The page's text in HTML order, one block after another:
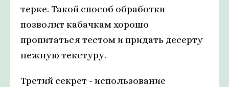
терке. Такой способ обработки
позволит кабачкам хорошо
пропитаться тестом и придать десерту
нежную текстуру.
Третий секрет - использование